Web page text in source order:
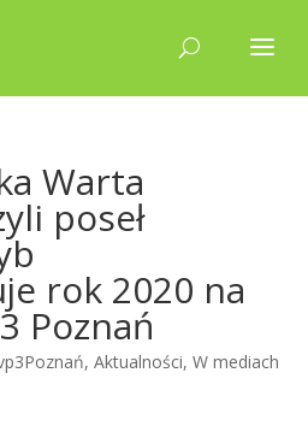
Warta
poseł
rok 2020 na
Poznań
,Aktualności,W mediach